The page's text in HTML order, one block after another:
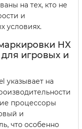
на тех, кто не
и
условиях.
HX
игровых и
указывает на
процессоры
и
что особенно